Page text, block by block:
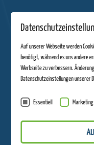
Auf unserer Webseite werden
benötigt, während es uns andere
Werbseite zu verbessern.
Datenschutzeinstellungen unserer
Essentiell Marketing